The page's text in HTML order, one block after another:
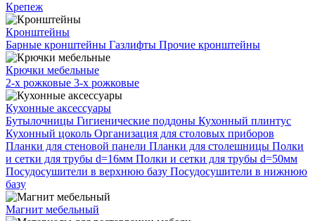
Крепеж
Кронштейны
Барные кронштейны Газлифты Прочие кронштейны
Крючки мебельные
2-х рожковые 3-х рожковые
Кухонные аксессуары
Бутылочницы Гигиенические поддоны Кухонный плинтус
Кухонный цоколь Организация для столовых приборов
Планки для стеновой панели Планки для столешницы Полки
и сетки для трубы d=16мм Полки и сетки для трубы d=50мм
Посудосушители в верхнюю базу Посудосушители в нижнюю
базу
Магнит мебельный